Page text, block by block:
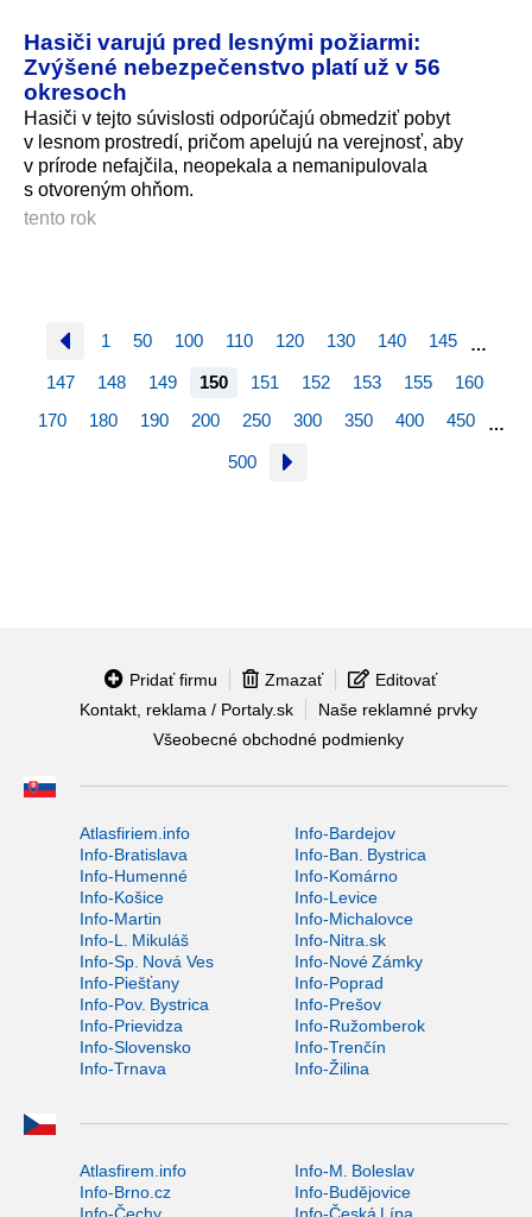
Hasiči varujú pred lesnými požiarmi:
Zvýšené nebezpečenstvo platí už v 56
okresoch
Hasiči v tejto súvislosti odporúčajú obmedziť pobyt
v lesnom prostredí, pričom apelujú na verejnosť, aby
v prírode nefajčila, neopekala a nemanipulovala
s otvoreným ohňom.
tento rok
1 50 100 110 120 130 140 145 …
147 148 149 150 151 152 153 155
160
170
180 190 200 250 300 350 400 450 …
500
Pridať firmu Zmazať
Editovať
Kontakt, reklama / Portaly.sk
Naše reklamné prvky
Všeobecné obchodné podmienky
Atlasfiriem.info
Info-Bardejov
Info-Bratislava
Info-Ban. Bystrica
Info-Humenné
Info-Komárno
Info-Košice
Info-Levice
Info-Martin
Info-Michalovce
Info-L. Mikuláš
Info-Nitra.sk
Info-Sp. Nová Ves
Info-Nové Zámky
Info-Piešťany
Info-Poprad
Info-Pov. Bystrica
Info-Prešov
Info-Prievidza
Info-Ružomberok
Info-Slovensko
Info-Trenčín
Info-Trnava
Info-Žilina
Atlasfirem.info
Info-M. Boleslav
Info-Brno.cz
Info-Budějovice
Info-Čechy
Info-Česká Lípa